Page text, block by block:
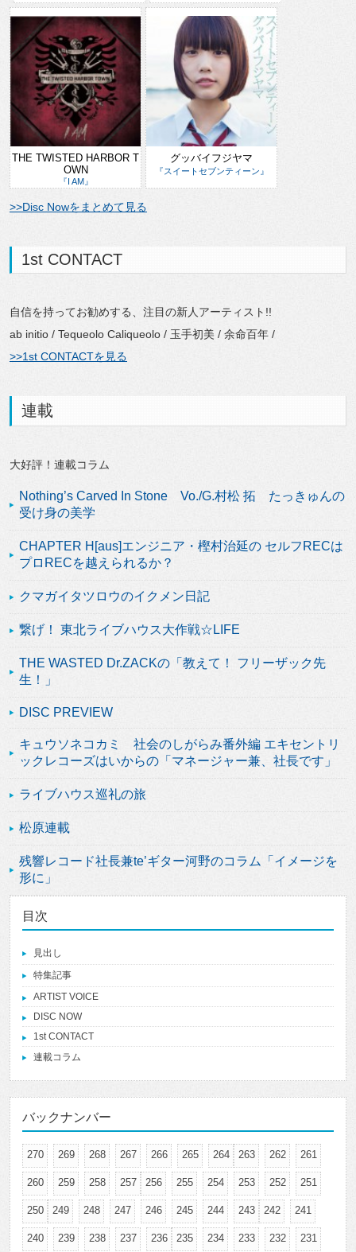
THE TWISTED HARBOR T
OWN
『I AM』
グッバイフジヤマ
『スイートセブンティーン』
>>Disc Nowをまとめて見る
1st CONTACT
自信を持ってお勧めする、注目の新人アーティスト!!
ab initio / Tequeolo Caliqueolo / 玉手初美 / 余命百年 /
>>1st CONTACTを見る
連載
大好評！連載コラム
Nothing’s Carved In Stone Vo./G.村松 拓 たっきゅんの
受け身の美学
CHAPTER H[aus]エンジニア・樫村治延の セルフRECは
プロRECを越えられるか？
クマガイタツロウのイクメン日記
繋げ！ 東北ライブハウス大作戦☆LIFE
THE WASTED Dr.ZACKの「教えて！ フリーザック先
生！」
DISC PREVIEW
キュウソネコカミ 社会のしがらみ番外編 エキセントリ
ックレコーズはいからの「マネージャー兼、社長です」
ライブハウス巡礼の旅
松原連載
残響レコード社長兼te’ギター河野のコラム「イメージを
形に」
目次
見出し
特集記事
ARTIST VOICE
DISC NOW
1st CONTACT
連載コラム
バックナンバー
270 269 268 267 266 265 264 263 262 261
260 259 258 257 256 255 254 253 252 251
250 249 248 247 246 245 244 243 242 241
240 239 238 237 236 235 234 233 232 231